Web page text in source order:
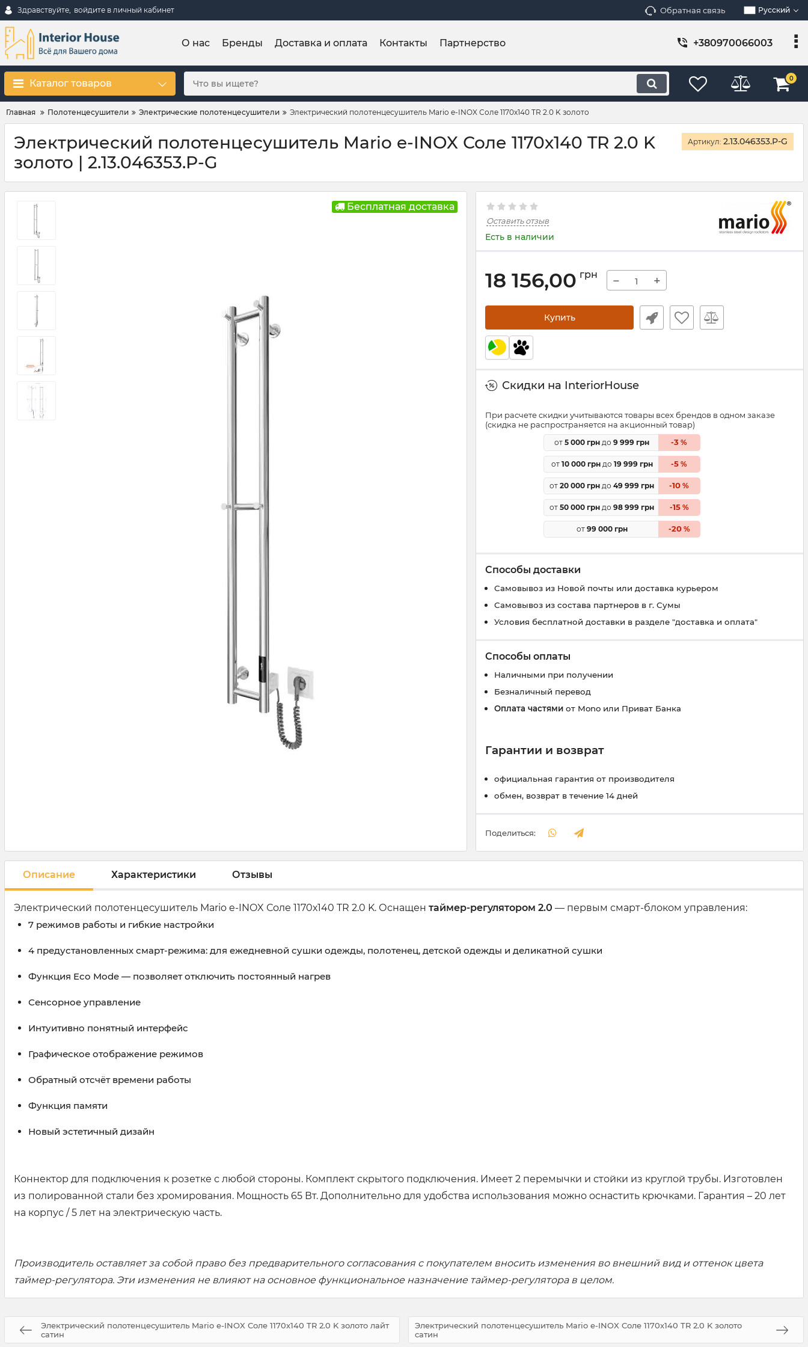
Здравствуйте, войдите в личный кабинет Обратная связь Русский
О нас Бренды Доставка и оплата Контакты Партнерство +380970066003
Каталог товаров 0
Главная Полотенцесушители Электрические полотенцесушители Электрический полотенцесушитель Mario e-INOX Соле 1170х140 TR 2.0 K золото
Электрический полотенцесушитель Mario e-INOX Соле 1170х140 TR 2.0 K
золото | 2.13.046353.P-G
Артикул: 2.13.046353.P-G
Бесплатная доставка
Оставить отзыв
Есть в наличии
18 156,00 грн − +
Купить
Скидки на InteriorHouse
При расчете скидки учитываются товары всех брендов в одном заказе
(скидка не распространяется на акционный товар)
от 5 000 грн до 9 999 грн -3 %
от 10 000 грндо 19 999 грн -5 %
от 20 000 грн до 49 999 грн -10 %
от 50 000 грн до 98 999 грн -15%
от 99 000 грн -20%
Способы доставки
Самовывоз из Новой почты или доставка курьером
Самовывоз из состава партнеров в г. Сумы
Условия бесплатной доставки в разделе "доставка и оплата"
Способы оплаты
Наличными при получении
Безналичный перевод
Оплата частями от Mono или Приват Банка
Гарантии и возврат
официальная гарантия от производителя
обмен, возврат в течение 14 дней
Поделиться:
Описание Характеристики Отзывы
Электрический полотенцесушитель Mario e-INOX Соле 1170х140 TR 2.0 K. Оснащен таймер-регулятором 2.0 — первым смарт-блоком управления:
7 режимов работы и гибкие настройки
4 предустановленных смарт-режима: для ежедневной сушки одежды, полотенец, детской одежды и деликатной сушки
Функция Eco Mode — позволяет отключить постоянный нагрев
Сенсорное управление
Интуитивно понятный интерфейс
Графическое отображение режимов
Обратный отсчёт времени работы
Функция памяти
Новый эстетичный дизайн
Коннектор для подключения к розетке с любой стороны. Комплект скрытого подключения. Имеет 2 перемычки и стойки из круглой трубы. Изготовлен
из полированной стали без хромирования. Мощность 65 Вт. Дополнительно для удобства использования можно оснастить крючками. Гарантия – 20 лет
на корпус / 5 лет на электрическую часть.
Производитель оставляет за собой право без предварительного согласования с покупателем вносить изменения во внешний вид и оттенок цвета
таймер-регулятора. Эти изменения не влияют на основное функциональное назначение таймер-регулятора в целом.
Электрический полотенцесушитель Mario e-INOX Соле 1170х140 TR 2.0 K золото лайт
сатин
Электрический полотенцесушитель Mario e-INOX Соле 1170х140 TR 2.0 K золото
сатин